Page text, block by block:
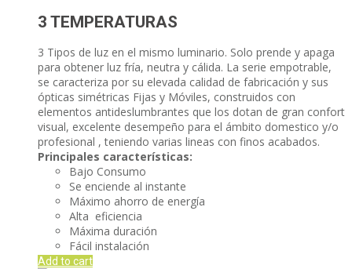
3 TEMPERATURAS
3 Tipos de luz en el mismo luminario. Solo prende y apaga
para obtener luz fría, neutra y cálida. La serie empotrable,
se caracteriza por su elevada calidad de fabricación y sus
ópticas simétricas Fijas y Móviles, construidos con
elementos antideslumbrantes que los dotan de gran confort
visual, excelente desempeño para el ámbito domestico y/o
profesional , teniendo varias lineas con finos acabados.
Principales características:
Bajo Consumo
Se enciende al instante
Máximo ahorro de energía
Alta eficiencia
Máxima duración
Fácil instalación
Add to cart